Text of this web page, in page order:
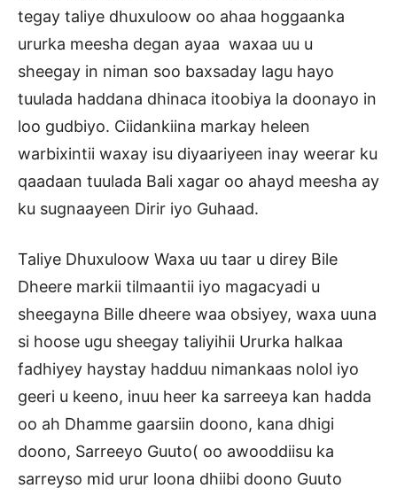
tegay taliye dhuxuloow oo ahaa hoggaanka
ururka meesha degan ayaa waxaa uu u
sheegay in niman soo baxsaday lagu hayo
tuulada haddana dhinaca itoobiya la doonayo in
loo gudbiyo. Ciidankiina markay heleen
warbixintii waxay isu diyaariyeen inay weerar ku
qaadaan tuulada Bali xagar oo ahayd meesha ay
ku sugnaayeen Dirir iyo Guhaad.
Taliye Dhuxuloow Waxa uu taar u direy Bile
Dheere markii tilmaantii iyo magacyadi u
sheegayna Bille dheere waa obsiyey, waxa uuna
si hoose ugu sheegay taliyihii Ururka halkaa
fadhiyey haystay hadduu nimankaas nolol iyo
geeri u keeno, inuu heer ka sarreeya kan hadda
oo ah Dhamme gaarsiin doono, kana dhigi
doono, Sarreeyo Guuto( oo awooddiisu ka
sarreyso mid urur loona dhiibi doono Guuto